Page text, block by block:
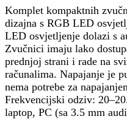
(22948)
količina
Komplet kompaktnih
dizajna s RGB LED
LED osvjetljenje dolazi s
Zvučnici imaju lako
prednjoj strani i rade na
računalima. Napajanje je
nema potrebe za
Frekvencijski odziv:
laptop, PC (sa 3.5 mm